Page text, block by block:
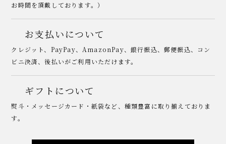
お時間を頂戴しております。）
お支払いについて
クレジット、PayPay、AmazonPay、銀行振込、郵便振込、コン
ビニ決済、後払いがご利用いただけます。
ギフトについて
熨斗・メッセージカード・紙袋など、種類豊富に取り揃えておりま
す。